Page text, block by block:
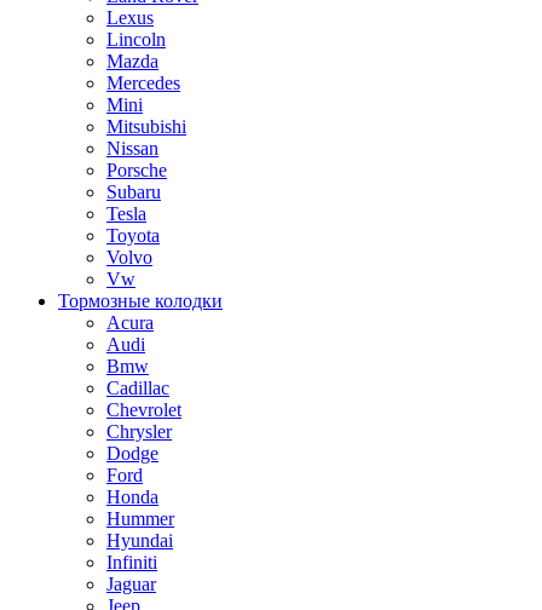
Lexus
Lincoln
Mazda
Mercedes
Mini
Mitsubishi
Nissan
Porsche
Subaru
Tesla
Toyota
Volvo
Vw
Тормозные колодки
Acura
Audi
Bmw
Cadillac
Chevrolet
Chrysler
Dodge
Ford
Honda
Hummer
Hyundai
Infiniti
Jaguar
Jeep